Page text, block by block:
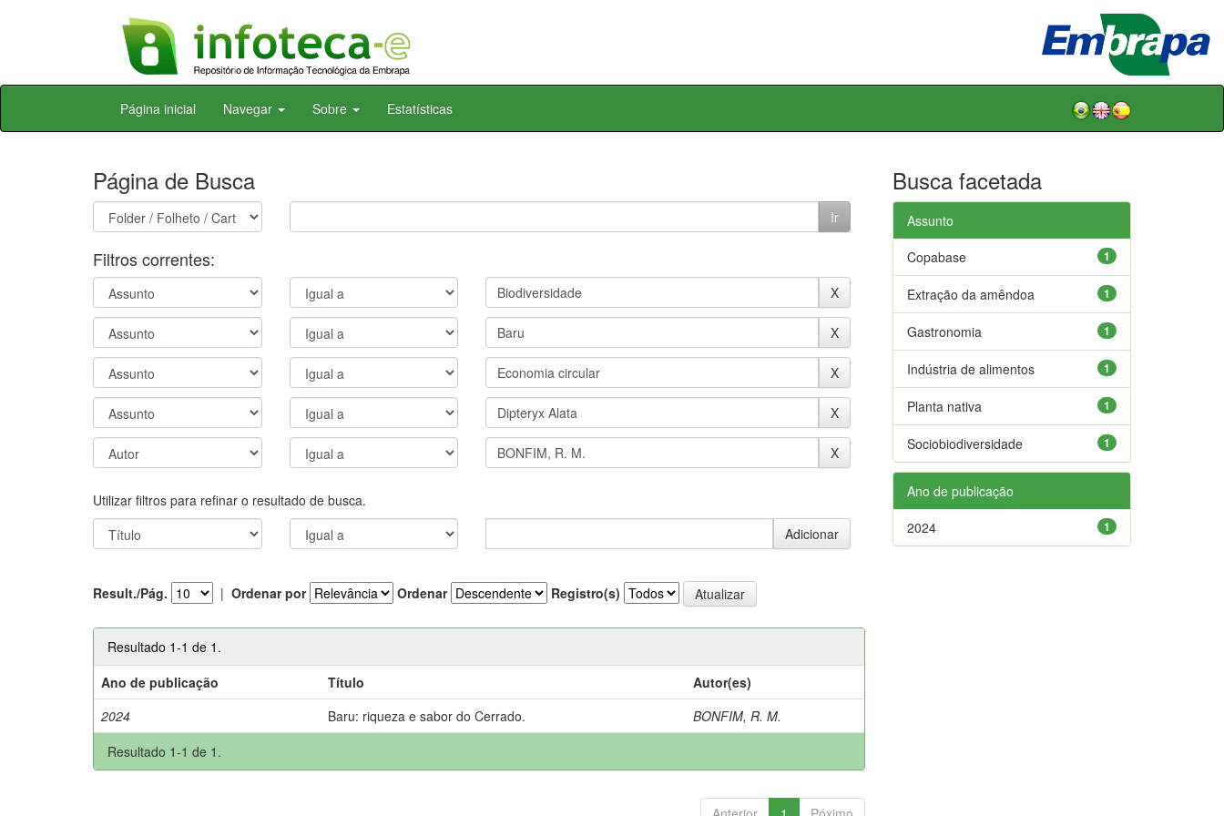
Skip
Página inicial Navegar Sobre Estatísticas
Página de Busca
Filtros correntes:
Utilizar filtros para refinar o resultado de busca.
Result./Pág. | Ordenar por Ordenar Registro(s)
Resultado 1-1 de 1.
Ano de publicação
Título
Autor(es)
2024
Baru: riqueza e sabor do Cerrado.
BONFIM, R. M.
Resultado 1-1 de 1.
Busca facetada
Assunto
1
Copabase
1
Extração da amêndoa
1
Gastronomia
1
Indústria de alimentos
1
Planta nativa
1
Sociobiodiversidade
Ano de publicação
1
2024